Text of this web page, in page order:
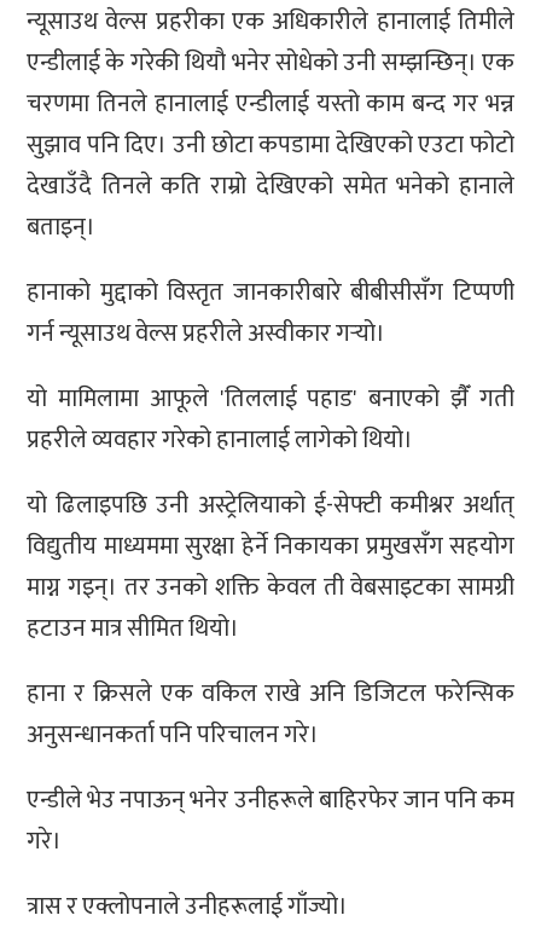
न्यूसाउथ वेल्स प्रहरीका एक अधिकारीले हानालाई तिमीले
एन्डीलाई के गरेकी थियौ भनेर सोधेको उनी सम्झन्छिन्। एक
चरणमा तिनले हानालाई एन्डीलाई यस्तो काम बन्द गर भन्न
सुझाव पनि दिए। उनी छोटा कपडामा देखिएको एउटा फोटो
देखाउँदै तिनले कति राम्रो देखिएको समेत भनेको हानाले
बताइन्।
हानाको मुद्दाको विस्तृत जानकारीबारे बीबीसीसँग टिप्पणी
गर्न न्यूसाउथ वेल्स प्रहरीले अस्वीकार गर्‍यो।
यो मामिलामा आफूले 'तिललाई पहाड' बनाएको झैँ गती
प्रहरीले व्यवहार गरेको हानालाई लागेको थियो।
यो ढिलाइपछि उनी अस्ट्रेलियाको ई-सेफ्टी कमीश्नर अर्थात्
विद्युतीय माध्यममा सुरक्षा हेर्ने निकायका प्रमुखसँग सहयोग
माग्न गइन्। तर उनको शक्ति केवल ती वेबसाइटका सामग्री
हटाउन मात्र सीमित थियो।
हाना र क्रिसले एक वकिल राखे अनि डिजिटल फरेन्सिक
अनुसन्धानकर्ता पनि परिचालन गरे।
एन्डीले भेउ नपाऊन् भनेर उनीहरूले बाहिरफेर जान पनि कम
गरे।
त्रास र एक्लोपनाले उनीहरूलाई गाँज्यो।